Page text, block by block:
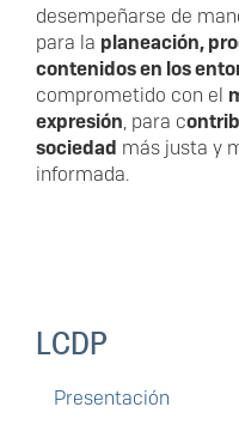
desempeñarse de
para la planeación,
contenidos en los
comprometido con el
expresión, para c
sociedad más justa y
informada.
LCDP
Presentación